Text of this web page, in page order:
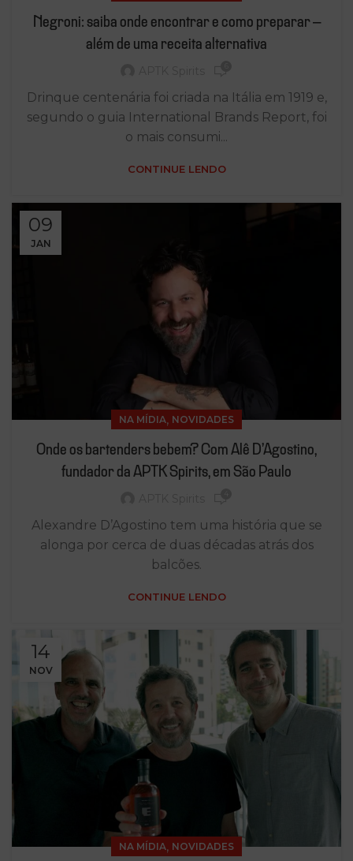
Negroni: saiba onde encontrar e como preparar –
além de uma receita alternativa
Drinque centenária foi criada na Itália em 1919 e,
segundo o guia International Brands Report, foi
o mais consumi...
CONTINUE LENDO
09
JAN
NA MÍDIA, NOVIDADES
Onde os bartenders bebem? Com Alê D’Agostino,
fundador da APTK Spirits, em São Paulo
Alexandre D’Agostino tem uma história que se
alonga por cerca de duas décadas atrás dos
balcões.
CONTINUE LENDO
14
NOV
NA MÍDIA, NOVIDADES